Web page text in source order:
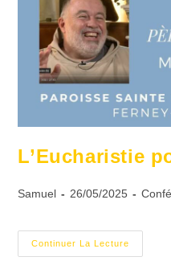
L’Eucharistie
Samuel 26/05/2025
Continuer La Lecture